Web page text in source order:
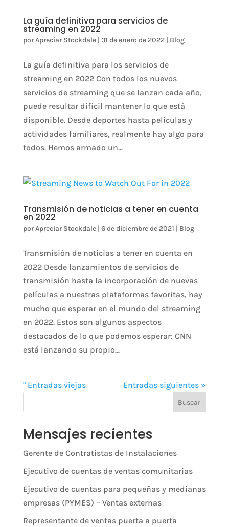
La guía definitiva para servicios de
streaming en 2022
porApreciar Stockdale| 31 de enero de 2022| Blog
La guía definitiva para los servicios de
streaming en 2022 Con todos los nuevos
servicios de streaming que se lanzan cada año,
puede resultar difícil mantener lo que está
disponible. Desde deportes hasta películas y
actividades familiares, realmente hay algo para
todos. Hemos armado un...
Transmisión de noticias a tener en cuenta
en 2022
porApreciar Stockdale| 6 de diciembre de 2021 | Blog
Transmisión de noticias a tener en cuenta en
2022 Desde lanzamientos de servicios de
transmisión hasta la incorporación de nuevas
películas a nuestras plataformas favoritas, hay
mucho que esperar en el mundo del streaming
en 2022. Estos son algunos aspectos
destacados de lo que podemos esperar: CNN
está lanzando su propio...
" Entradas viejas Entradas siguientes »
Buscar
Mensajes recientes
Gerente de Contratistas de Instalaciones
Ejecutivo de cuentas de ventas comunitarias
Ejecutivo de cuentas para pequeñas y medianas
empresas (PYMES) – Ventas externas
Representante de ventas puerta a puerta